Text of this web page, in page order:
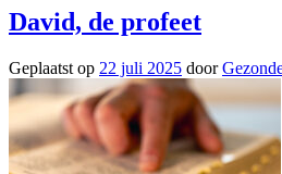
David, de profeet
Geplaatst op 22 juli 2025 door